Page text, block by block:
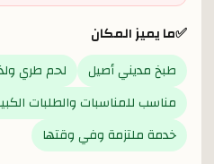
✅ما يميز المكان
طبخ مديني أصيل
لحم طري
مناسب للمناسبات والطلبات
خدمة ملتزمة وفي وقتها